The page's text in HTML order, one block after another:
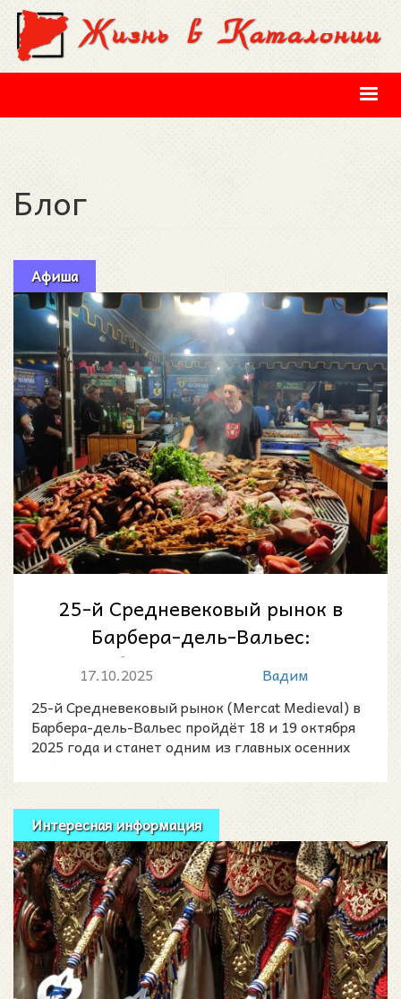
Перейти к основному содержанию
Блог
Афиша
25-й Средневековый рынок в
Барбера-дель-Вальес:
волшебство Средневековья 18
и 19 октября 2...
17.10.2025
Вадим
25-й Средневековый рынок (Mercat Medieval) в
Барбера-дель-Вальес пройдёт 18 и 19 октября
2025 года и станет одним из главных осенних
Интересная информация